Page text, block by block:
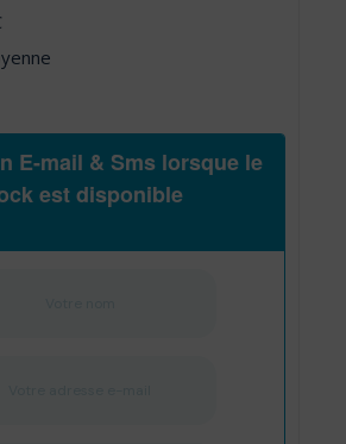
E-mail & Sms lorsque le
est disponible